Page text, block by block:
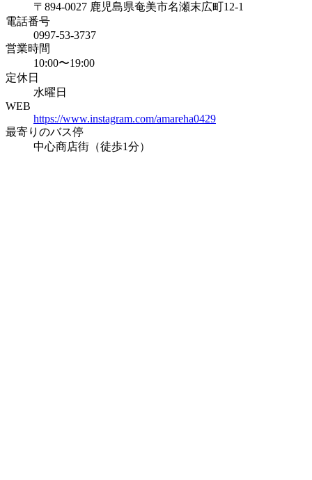
〒894-0027 鹿児島県奄美市名瀬末広町12-1
電話番号
0997-53-3737
営業時間
10:00〜19:00
定休日
水曜日
WEB
https://www.instagram.com/amareha0429
最寄りのバス停
中心商店街（徒歩1分）